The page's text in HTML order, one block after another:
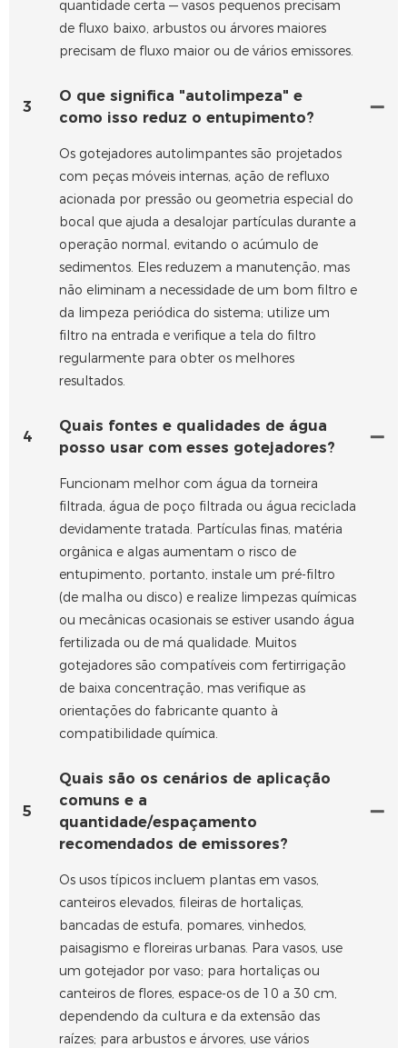
quantidade certa — vasos pequenos precisam
de fluxo baixo, arbustos ou árvores maiores
precisam de fluxo maior ou de vários emissores.
3
O que significa "autolimpeza" e
como isso reduz o entupimento?
Os gotejadores autolimpantes são projetados
com peças móveis internas, ação de refluxo
acionada por pressão ou geometria especial do
bocal que ajuda a desalojar partículas durante a
operação normal, evitando o acúmulo de
sedimentos. Eles reduzem a manutenção, mas
não eliminam a necessidade de um bom filtro e
da limpeza periódica do sistema; utilize um
filtro na entrada e verifique a tela do filtro
regularmente para obter os melhores
resultados.
4
Quais fontes e qualidades de água
posso usar com esses gotejadores?
Funcionam melhor com água da torneira
filtrada, água de poço filtrada ou água reciclada
devidamente tratada. Partículas finas, matéria
orgânica e algas aumentam o risco de
entupimento, portanto, instale um pré-filtro
(de malha ou disco) e realize limpezas químicas
ou mecânicas ocasionais se estiver usando água
fertilizada ou de má qualidade. Muitos
gotejadores são compatíveis com fertirrigação
de baixa concentração, mas verifique as
orientações do fabricante quanto à
compatibilidade química.
5
Quais são os cenários de aplicação
comuns e a
quantidade/espaçamento
recomendados de emissores?
Os usos típicos incluem plantas em vasos,
canteiros elevados, fileiras de hortaliças,
bancadas de estufa, pomares, vinhedos,
paisagismo e floreiras urbanas. Para vasos, use
um gotejador por vaso; para hortaliças ou
canteiros de flores, espace-os de 10 a 30 cm,
dependendo da cultura e da extensão das
raízes; para arbustos e árvores, use vários